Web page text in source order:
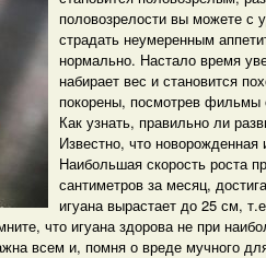
половозрелости вы можете с
страдать неумеренным
нормально. Настало время
набирает вес и становится
покорены, посмотрев
Как узнать, правильно ли
Известно, что
Наибольшая скорость роста
сантиметров за месяц,
игуана вырастает до 25 см,
что игуана здорова не при
всем и, помня о вреде мучного